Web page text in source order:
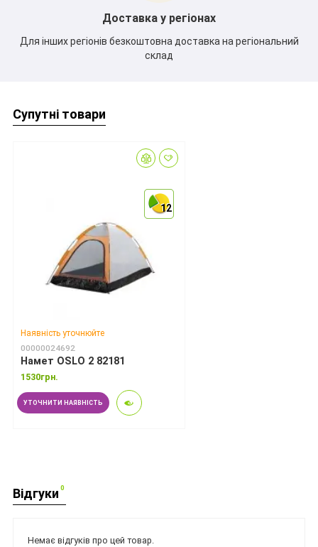
Доставка у регіонах
Для інших регіонів безкоштовна доставка на регіональний
склад
Супутні товари
12
12
Наявність уточнюйте
00000024692
Намет OSLO 2 82181
1530грн.
УТОЧНИТИ НАЯВНІСТЬ
Відгуки 0
Немає відгуків про цей товар.